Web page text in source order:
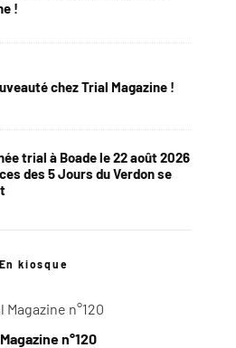
!
chez Trial Magazine !
trial à Boade le 22 août 2026
des 5 Jours du Verdon se
En kiosque
n°120